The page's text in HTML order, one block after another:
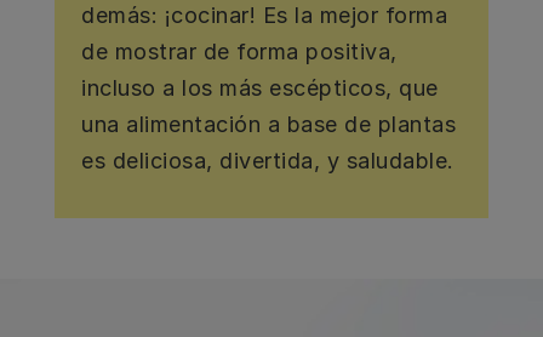
demás: ¡cocinar! Es la mejor forma
de mostrar de forma positiva,
incluso a los más escépticos, que
una alimentación a base de plantas
es deliciosa, divertida, y saludable.